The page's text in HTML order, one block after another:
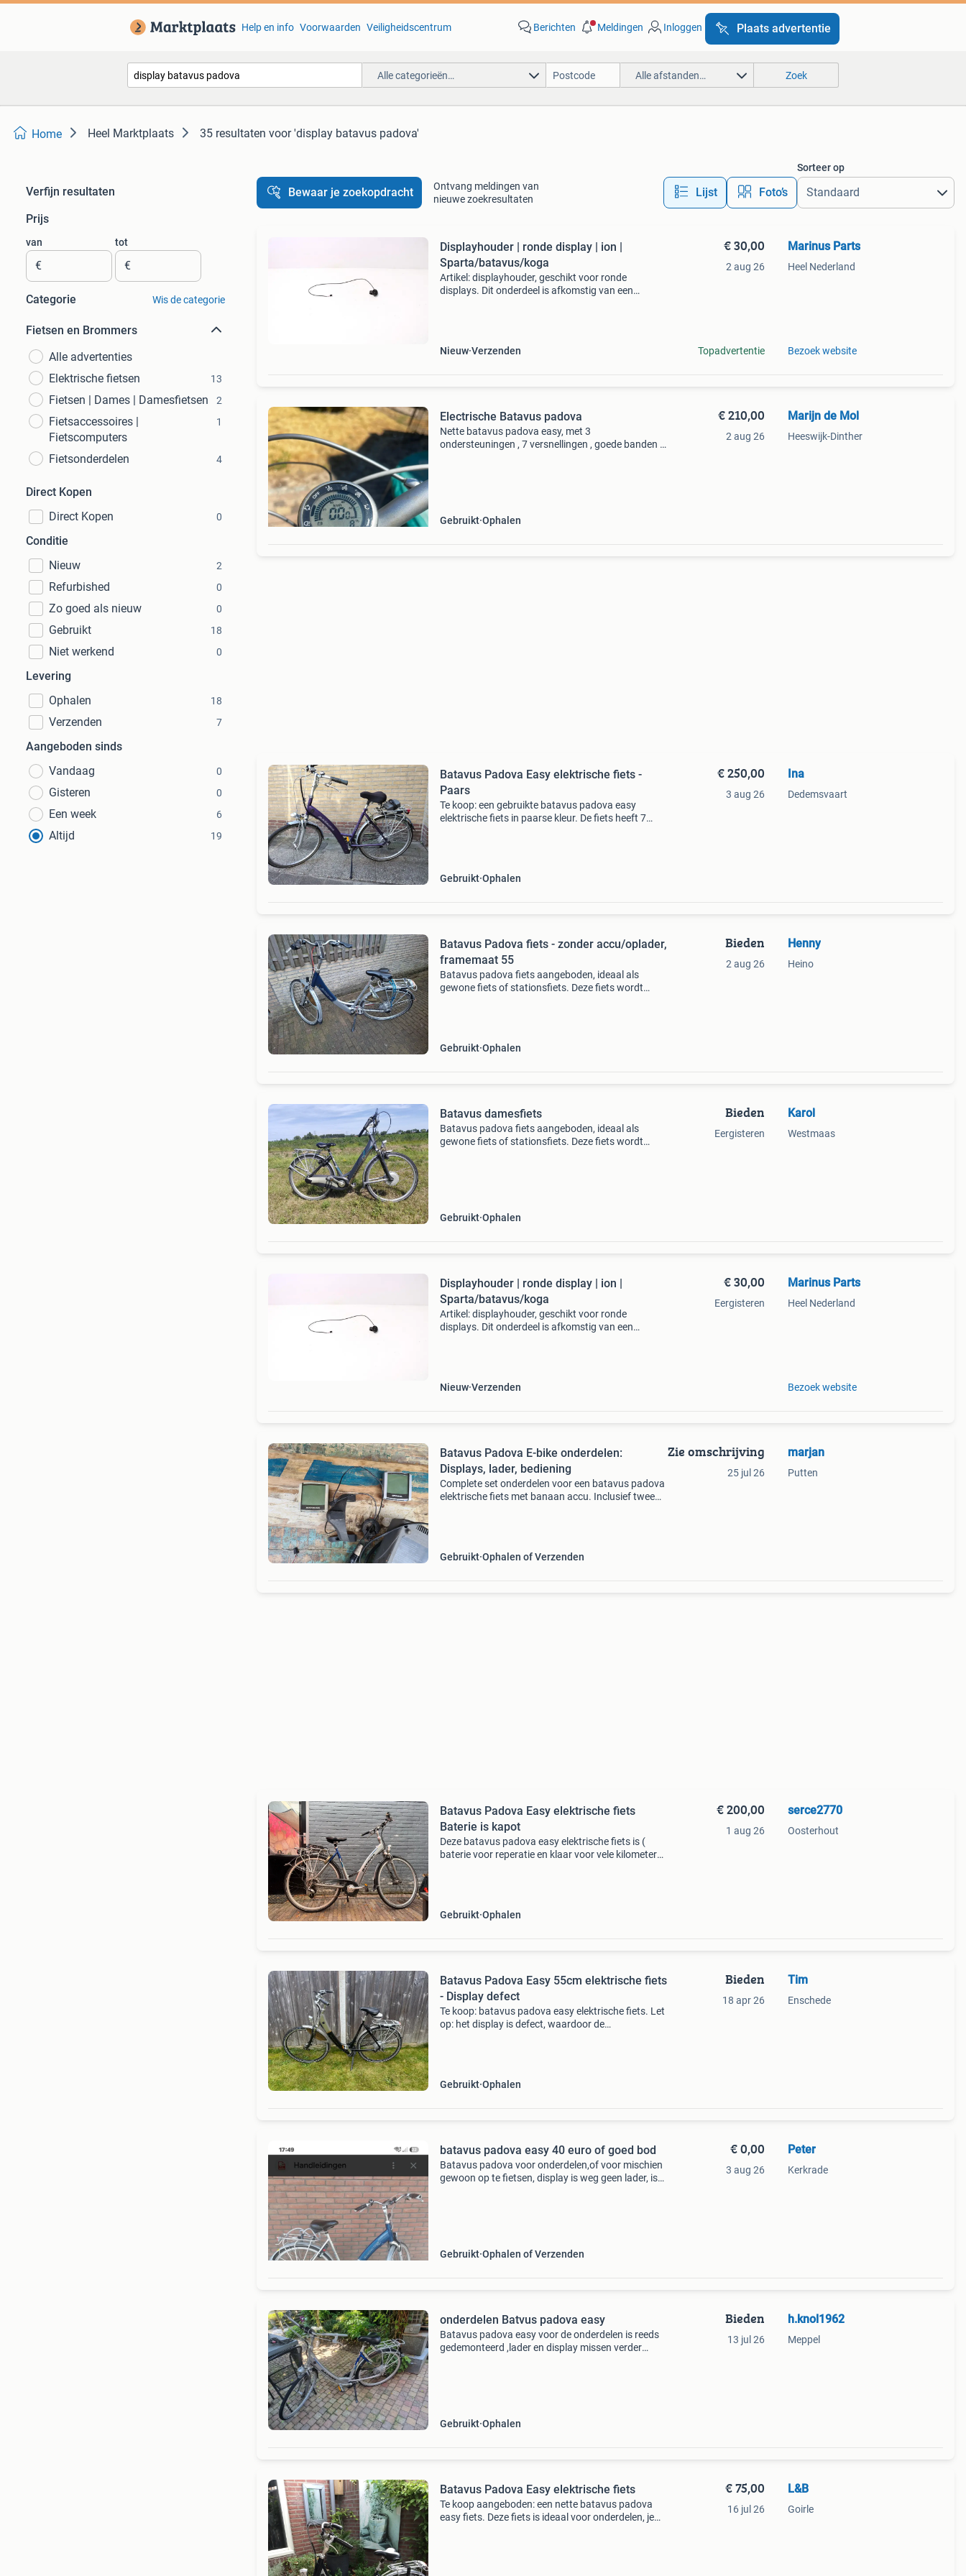
Help en info Voorwaarden Veiligheidscentrum Berichten Meldingen Inloggen Plaats advertentie
Alle categorieën… Alle afstanden… Zoek
Home Heel Marktplaats 35 resultaten voor 'display batavus padova'
Verfijn resultaten
Prijs
van
€
tot
€
Categorie Wis de categorie
Fietsen en Brommers
Alle advertenties
Elektrische fietsen
13
Fietsen | Dames | Damesfietsen 2
Fietsaccessoires |
Fietscomputers
1
Fietsonderdelen 4
Direct Kopen
Direct Kopen
0
Conditie
Nieuw
2
Refurbished 0
Zo goed als nieuw 0
Gebruikt 18
Niet werkend 0
Levering
Ophalen
18
Verzenden 7
Aangeboden sinds
Vandaag
0
Gisteren 0
Een week 6
Altijd 19
Bewaar je zoekopdracht
Ontvang meldingen van
nieuwe zoekresultaten
Lijst Foto’s
Sorteer op
Displayhouder | ronde display | ion |
Sparta/batavus/koga
Artikel: displayhouder, geschikt voor ronde
displays. Dit onderdeel is afkomstig van een
Nieuw Verzenden
€ 30,00
2 aug 26
Topadvertentie
Marinus Parts
Heel Nederland
Bezoek website
Electrische Batavus padova
Nette batavus padova easy, met 3
ondersteuningen , 7 versnellingen , goede banden ,
Gebruikt Ophalen
€ 210,00
2 aug 26
Marijn de Mol
Heeswijk-Dinther
Batavus Padova Easy elektrische fiets -
Paars
Te koop: een gebruikte batavus padova easy
elektrische fiets in paarse kleur. De fiets heeft 7
Gebruikt Ophalen
€ 250,00
3 aug 26
Ina
Dedemsvaart
Batavus Padova fiets - zonder accu/oplader,
framemaat 55
Batavus padova fiets aangeboden, ideaal als
gewone fiets of stationsfiets. Deze fiets wordt
Gebruikt Ophalen
Bieden
2 aug 26
Henny
Heino
Batavus damesfiets
Batavus padova fiets aangeboden, ideaal als
gewone fiets of stationsfiets. Deze fiets wordt
Gebruikt Ophalen
Bieden
Eergisteren
Karol
Westmaas
Displayhouder | ronde display | ion |
Sparta/batavus/koga
Artikel: displayhouder, geschikt voor ronde
displays. Dit onderdeel is afkomstig van een
Nieuw Verzenden
€ 30,00
Eergisteren
Marinus Parts
Heel Nederland
Bezoek website
Batavus Padova E-bike onderdelen:
Displays, lader, bediening
Complete set onderdelen voor een batavus padova
elektrische fiets met banaan accu. Inclusief twee
Gebruikt Ophalen of Verzenden
Zie omschrijving
25 jul 26
marjan
Putten
Batavus Padova Easy elektrische fiets
Baterie is kapot
Deze batavus padova easy elektrische fiets is (
baterie voor reperatie en klaar voor vele kilometers.
Gebruikt Ophalen
€ 200,00
1 aug 26
serce2770
Oosterhout
Batavus Padova Easy 55cm elektrische fiets
- Display defect
Te koop: batavus padova easy elektrische fiets. Let
op: het display is defect, waardoor de
Gebruikt Ophalen
Bieden
18 apr 26
Tim
Enschede
batavus padova easy 40 euro of goed bod
Batavus padova voor onderdelen,of voor mischien
gewoon op te fietsen, display is weg geen lader, is
Gebruikt Ophalen of Verzenden
€ 0,00
3 aug 26
Peter
Kerkrade
onderdelen Batvus padova easy
Batavus padova easy voor de onderdelen is reeds
gedemonteerd ,lader en display missen verder
Gebruikt Ophalen
Bieden
13 jul 26
h.knol1962
Meppel
Batavus Padova Easy elektrische fiets
Te koop aangeboden: een nette batavus padova
easy fiets. Deze fiets is ideaal voor onderdelen, je
€ 75,00
16 jul 26
L&B
Goirle